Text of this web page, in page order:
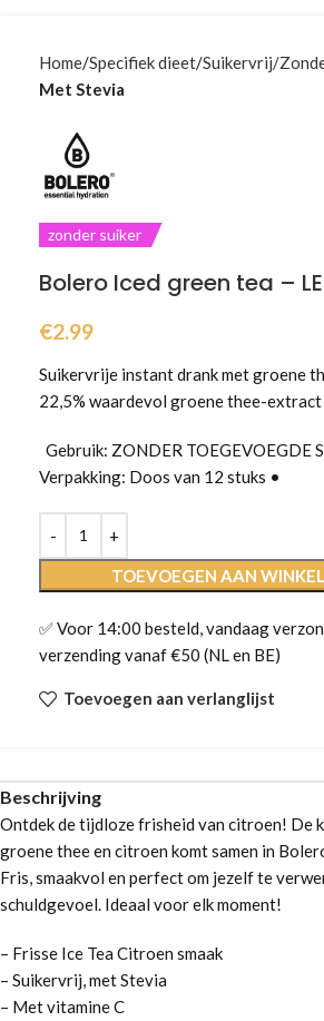
Home Specifiek dieet Suikervrij/
Met Stevia
zonder suiker
Bolero Iced green tea –
€2.99
Suikervrije instant drank met groene
22,5% waardevol groene thee-extract
Gebruik: ZONDER TOEGEVOEGDE
Verpakking: Doos van 12 stuks •
TOEVOEGEN AAN
✅ Voor 14:00 besteld, vandaag
verzending vanaf €50 (NL en BE)
Toevoegen aan verlanglijst
Beschrijving
Ontdek de tijdloze frisheid van citroen! De
groene thee en citroen komt samen in
Fris, smaakvol en perfect om jezelf te
schuldgevoel. Ideaal voor elk moment!
– Frisse Ice Tea Citroen smaak
– Suikervrij, met Stevia
– Met vitamine C